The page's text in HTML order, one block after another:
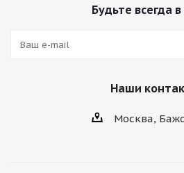
Будьте всегда
Наши
Москва,